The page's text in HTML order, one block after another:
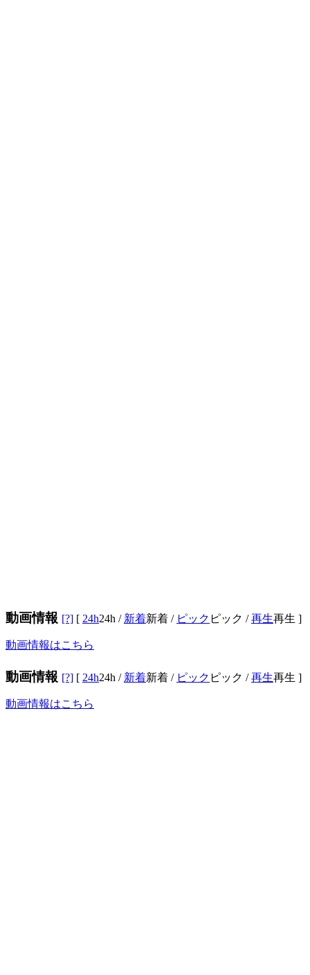
動画情報 [?] [ 24h24h / 新着新着 / ピック ピック /再生再生 ]
動画情報はこちら
動画情報 [?] [ 24h24h / 新着新着 / ピック ピック /再生再生 ]
動画情報はこちら